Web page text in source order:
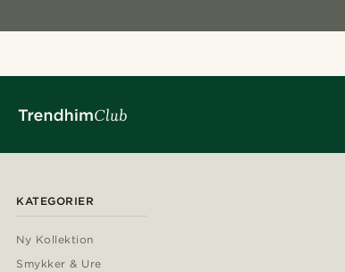
KATEGORIER
Ny Kollektion
Smykker & Ure